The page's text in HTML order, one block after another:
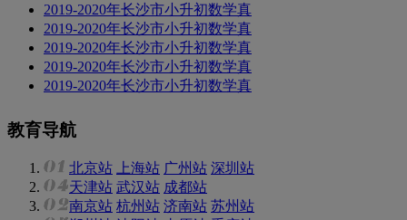
2019-2020年长沙市小升初数学真
2019-2020年长沙市小升初数学真
2019-2020年长沙市小升初数学真
2019-2020年长沙市小升初数学真
2019-2020年长沙市小升初数学真
教育导航
北京站 上海站 广州站 深圳站
天津站 武汉站 成都站
南京站 杭州站 济南站 苏州站